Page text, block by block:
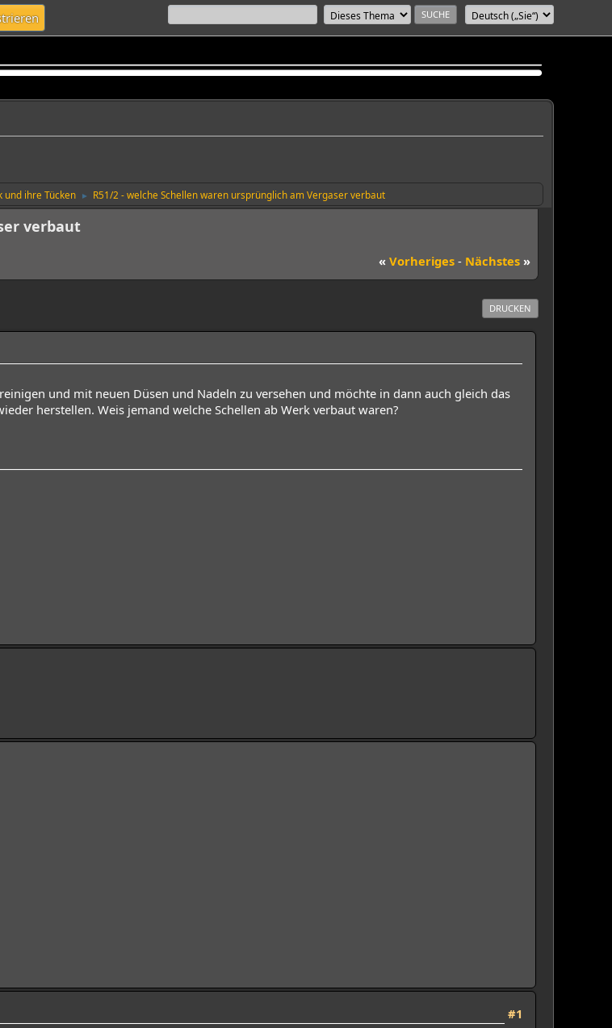
und ihre Tücken ► R51/2 - welche Schellen waren ursprünglich am Vergaser verbaut
verbaut
« Vorheriges - Nächstes »
DRUCKEN
und mit neuen Düsen und Nadeln zu versehen und möchte in dann auch gleich das
herstellen. Weis jemand welche Schellen ab Werk verbaut waren?
#1